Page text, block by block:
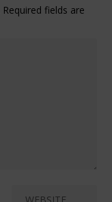
Required fields are